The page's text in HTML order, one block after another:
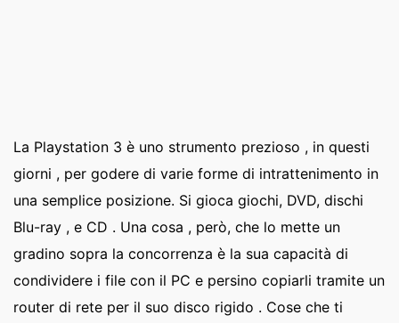
La Playstation 3 è uno strumento prezioso , in questi
giorni , per godere di varie forme di intrattenimento in
una semplice posizione. Si gioca giochi, DVD, dischi
Blu-ray , e CD . Una cosa , però, che lo mette un
gradino sopra la concorrenza è la sua capacità di
condividere i file con il PC e persino copiarli tramite un
router di rete per il suo disco rigido . Cose che ti